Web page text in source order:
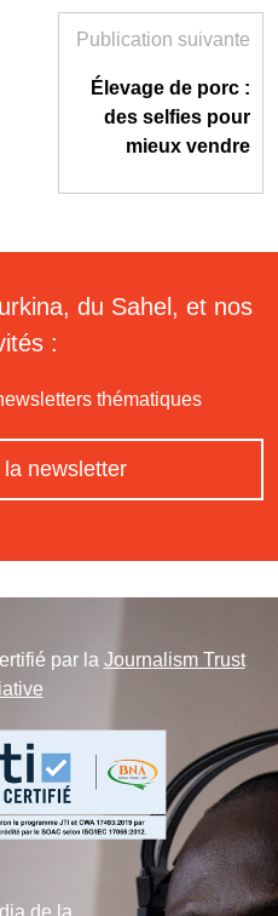
Publication suivante
Élevage de porc :
des selfies pour
mieux vendre
du Sahel, et nos
:
thématiques
newsletter
par la Journalism Trust
de la